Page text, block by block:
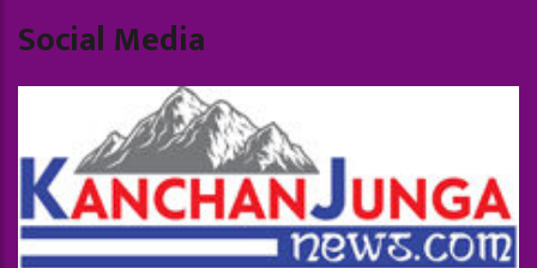
Social Media